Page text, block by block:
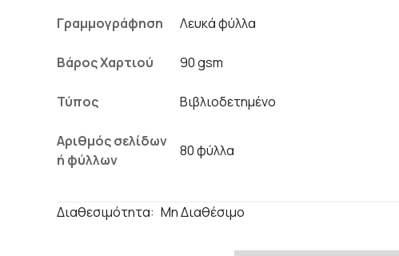
Γραμμογράφηση Λευκά φύλλα
Βάρος Χαρτιού 90 gsm
Τύπος Βιβλιοδετημένο
Αριθμός σελίδων
ή φύλλων
80 φύλλα
Διαθεσιμότητα: Μη Διαθέσιμο